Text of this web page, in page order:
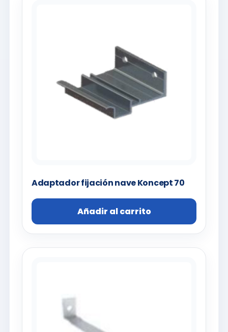
Adaptador fijación nave Koncept 70
Añadir al carrito